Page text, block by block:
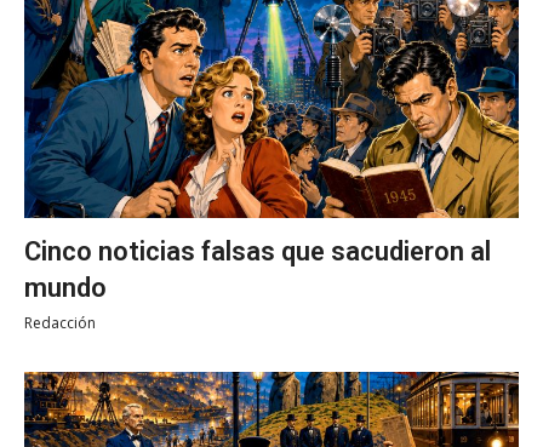
Cinco noticias falsas que sacudieron al
mundo
Redacción